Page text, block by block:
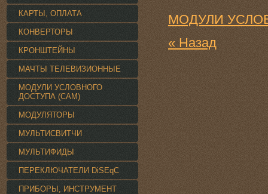
МОДУЛИ
« Назад
КАРТЫ, ОПЛАТА
КОНВЕРТОРЫ
КРОНШТЕЙНЫ
МАЧТЫ ТЕЛЕВИЗИОННЫЕ
МОДУЛИ УСЛОВНОГО
ДОСТУПА (CAM)
МОДУЛЯТОРЫ
МУЛЬТИСВИТЧИ
МУЛЬТИФИДЫ
ПЕРЕКЛЮЧАТЕЛИ DiSEqC
ПРИБОРЫ, ИНСТРУМЕНТ